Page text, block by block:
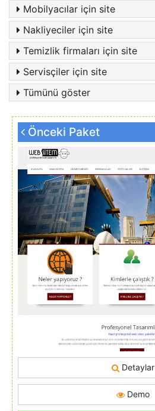
Mobilyacılar için site
Nakliyeciler için site
Temizlik firmaları için site
Servisçiler için site
Tümünü göster
Önceki Paket
Detaylar
Demo